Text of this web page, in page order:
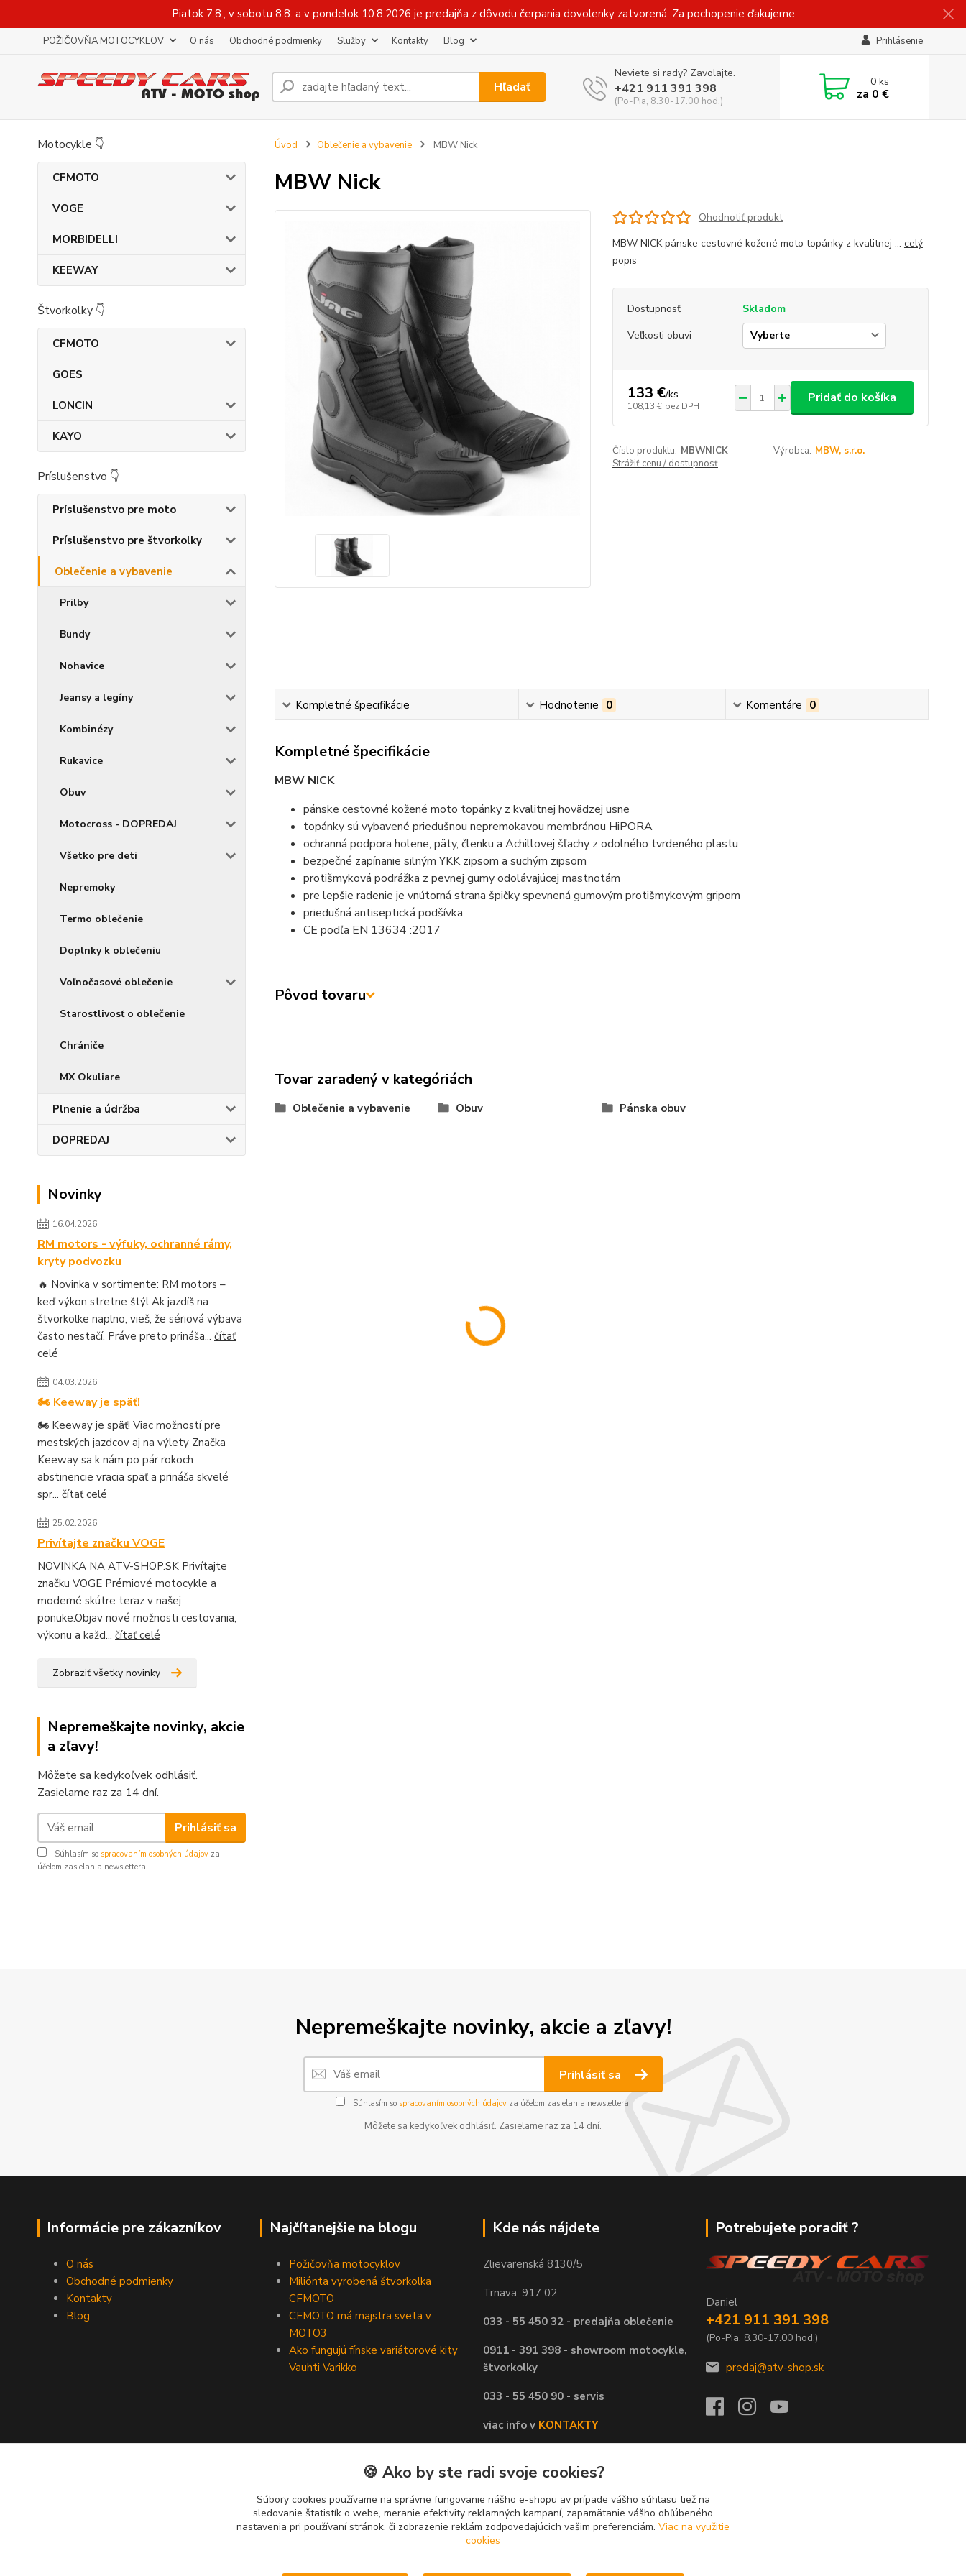
Piatok 7.8., v sobotu 8.8. a v pondelok 10.8.2026 je predajňa z dôvodu čerpania dovolenky zatvorená. Za pochopenie ďakujeme
POŽIČOVŇA MOTOCYKLOV O nás Obchodné podmienky Služby Kontakty Blog Prihlásenie
Hľadať
Neviete si rady? Zavolajte.
+421 911 391 398
(Po-Pia, 8.30-17.00 hod.)
0ks
za 0 €
Motocykle 👇
CFMOTO
VOGE
MORBIDELLI
KEEWAY
Štvorkolky 👇
CFMOTO
GOES
LONCIN
KAYO
Príslušenstvo 👇
Príslušenstvo pre moto
Príslušenstvo pre štvorkolky
Oblečenie a vybavenie
Prilby
Bundy
Nohavice
Jeansy a legíny
Kombinézy
Rukavice
Obuv
Motocross - DOPREDAJ
Všetko pre deti
Nepremoky
Termo oblečenie
Doplnky k oblečeniu
Voľnočasové oblečenie
Starostlivosť o oblečenie
Chrániče
MX Okuliare
Plnenie a údržba
DOPREDAJ
Novinky
16.04.2026
RM motors - výfuky, ochranné rámy,
kryty podvozku
🔥 Novinka v sortimente: RM motors –
keď výkon stretne štýl Ak jazdíš na
štvorkolke naplno, vieš, že sériová výbava
často nestačí. Práve preto prináša... čítať
celé
04.03.2026
🏍️ Keeway je späť!
🏍️ Keeway je späť! Viac možností pre
mestských jazdcov aj na výlety Značka
Keeway sa k nám po pár rokoch
abstinencie vracia späť a prináša skvelé
spr... čítať celé
25.02.2026
Privítajte značku VOGE
NOVINKA NA ATV-SHOP.SK Privítajte
značku VOGE Prémiové motocykle a
moderné skútre teraz v našej
ponuke.Objav nové možnosti cestovania,
výkonu a každ... čítať celé
Zobraziť všetky novinky
Nepremeškajte novinky, akcie
a zľavy!
Môžete sa kedykoľvek odhlásiť.
Zasielame raz za 14 dní.
Prihlásiť sa
Súhlasím so spracovaním osobných údajov za
účelom zasielania newslettera.
Úvod Oblečenie a vybavenie MBW Nick
MBW Nick
Ohodnotiť produkt
MBW NICK pánske cestovné kožené moto topánky z kvalitnej ... celý
popis
Dostupnosť
Skladom
Veľkosti obuvi
133 €/ks
108,13 € bez DPH
Pridať do košíka
Číslo produktu: MBWNICK Výrobca: MBW, s.r.o.
Strážiť cenu / dostupnosť
Kompletné špecifikácie Hodnotenie 0 Komentáre 0
Kompletné špecifikácie
MBW NICK
pánske cestovné kožené moto topánky z kvalitnej hovädzej usne
topánky sú vybavené priedušnou nepremokavou membránou HiPORA
ochranná podpora holene, päty, členku a Achillovej šľachy z odolného tvrdeného plastu
bezpečné zapínanie silným YKK zipsom a suchým zipsom
protišmyková podrážka z pevnej gumy odolávajúcej mastnotám
pre lepšie radenie je vnútorná strana špičky spevnená gumovým protišmykovým gripom
priedušná antiseptická podšívka
CE podľa EN 13634 :2017
Pôvod tovaru
Tovar zaradený v kategóriách
Oblečenie a vybavenie Obuv Pánska obuv
Nepremeškajte novinky, akcie a zľavy!
Prihlásiť sa
Súhlasím so spracovaním osobných údajovza účelom zasielania newslettera.
Môžete sa kedykoľvek odhlásiť. Zasielame raz za 14 dní.
Informácie pre zákazníkov
O nás
Obchodné podmienky
Kontakty
Blog
Najčítanejšie na blogu
Požičovňa motocyklov
Miliónta vyrobená štvorkolka
CFMOTO
CFMOTO má majstra sveta v
MOTO3
Ako fungujú fínske variátorové kity
Vauhti Varikko
Kde nás nájdete
Zlievarenská 8130/5
Trnava, 917 02
033 - 55 450 32 - predajňa oblečenie
0911 - 391 398 - showroom motocykle,
štvorkolky
033 - 55 450 90 - servis
viac info v KONTAKTY
Potrebujete poradiť ?
Daniel
+421 911 391 398
(Po-Pia, 8.30-17.00 hod.)
predaj@atv-shop.sk
🍪 Ako by ste radi svoje cookies?
Súbory cookies používame na správne fungovanie nášho e-shopu av prípade vášho súhlasu tiež na
sledovanie štatistík o webe, meranie efektivity reklamných kampaní, zapamätanie vášho obľúbeného
nastavenia pri používaní stránok, či zobrazenie reklám zodpovedajúcich vašim preferenciám. Viac na využitie
cookies